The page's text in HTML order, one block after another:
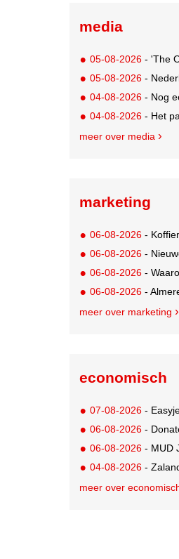
media
05-08-2026 - 'The
05-08-2026 -
04-08-2026 - Nog
04-08-2026 - Het
meer over media
marketing
06-08-2026 -
06-08-2026 -
06-08-2026 -
06-08-2026 -
meer over marketing
economisch
07-08-2026 -
06-08-2026 -
06-08-2026 - MUD
04-08-2026 -
meer over